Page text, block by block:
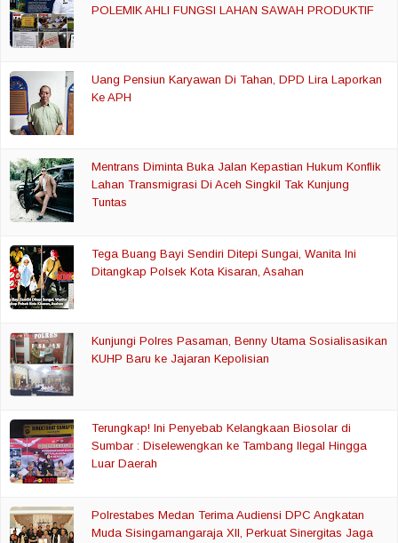
POLEMIK AHLI FUNGSI LAHAN SAWAH PRODUKTIF
Uang Pensiun Karyawan Di Tahan, DPD Lira Laporkan
Ke APH
Mentrans Diminta Buka Jalan Kepastian Hukum Konflik
Lahan Transmigrasi Di Aceh Singkil Tak Kunjung
Tuntas
Tega Buang Bayi Sendiri Ditepi Sungai, Wanita Ini
Ditangkap Polsek Kota Kisaran, Asahan
Kunjungi Polres Pasaman, Benny Utama Sosialisasikan
KUHP Baru ke Jajaran Kepolisian
Terungkap! Ini Penyebab Kelangkaan Biosolar di
Sumbar : Diselewengkan ke Tambang Ilegal Hingga
Luar Daerah
Polrestabes Medan Terima Audiensi DPC Angkatan
Muda Sisingamangaraja XII, Perkuat Sinergitas Jaga